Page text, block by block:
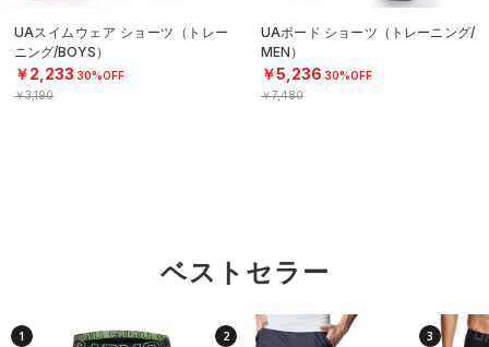
UAスイムウェア ショーツ（トレー
ニング/BOYS）
￥2,233 30%OFF
￥3,190
UAボード ショーツ（トレーニング/
MEN）
￥5,236 30%OFF
￥7,480
ベストセラー
1 2 3